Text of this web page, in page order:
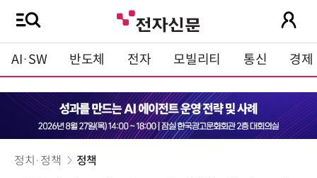
AI·SW 반도체 전자 모빌리티 통신 경제
정치·정책 정책